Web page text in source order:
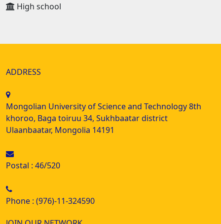
High school
ADDRESS
Mongolian University of Science and Technology 8th
khoroo, Baga toiruu 34, Sukhbaatar district
Ulaanbaatar, Mongolia 14191
Postal : 46/520
Phone : (976)-11-324590